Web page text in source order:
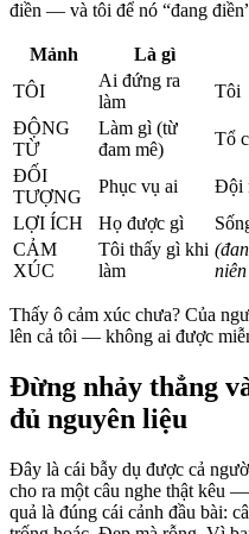
điền — và tôi để nó “đang
Mảnh Là gì
TÔI
Ai đứng ra
làm
Tôi
ĐỘNG
TỪ
Làm gì (từ
đam mê)
Tổ
ĐỐI
TƯỢNG
Phục vụ ai
Đội
LỢI ÍCH
Họ được gì
CẢM
XÚC
Tôi thấy gì khi
làm
Thấy ô cảm xúc chưa? Của
lên cả tôi — không ai được
Đừng nhảy thẳng
đủ nguyên liệu
Đây là cái bẫy dụ được cả
cho ra một câu nghe thật kêu
quả là đúng cái cảnh đầu bài: